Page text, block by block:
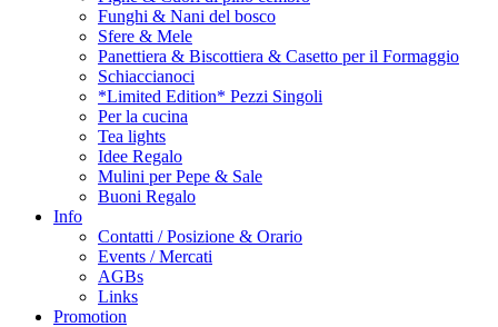
Funghi & Nani del bosco
Sfere & Mele
Panettiera & Biscottiera & Casetto per il Formaggio
Schiaccianoci
*Limited Edition* Pezzi Singoli
Per la cucina
Tea lights
Idee Regalo
Mulini per Pepe & Sale
Buoni Regalo
Info
Contatti / Posizione & Orario
Events / Mercati
AGBs
Links
Promotion